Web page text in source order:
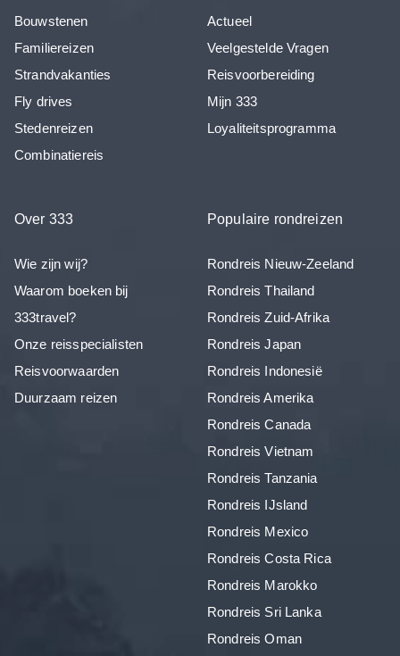
Bouwstenen
Familiereizen
Strandvakanties
Fly drives
Stedenreizen
Combinatiereis
Actueel
Veelgestelde Vragen
Reisvoorbereiding
Mijn 333
Loyaliteitsprogramma
Over 333
Wie zijn wij?
Waarom boeken bij
333travel?
Onze reisspecialisten
Reisvoorwaarden
Duurzaam reizen
Populaire rondreizen
Rondreis Nieuw-Zeeland
Rondreis Thailand
Rondreis Zuid-Afrika
Rondreis Japan
Rondreis Indonesië
Rondreis Amerika
Rondreis Canada
Rondreis Vietnam
Rondreis Tanzania
Rondreis IJsland
Rondreis Mexico
Rondreis Costa Rica
Rondreis Marokko
Rondreis Sri Lanka
Rondreis Oman